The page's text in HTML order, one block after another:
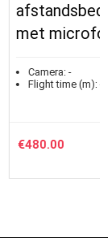
(m):
-